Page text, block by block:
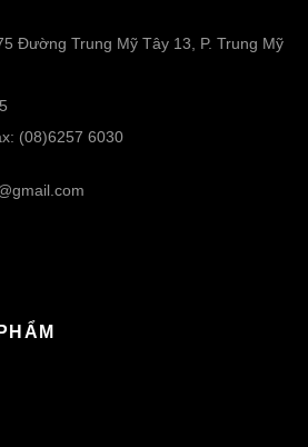
Đường Trung Mỹ Tây 13, P. Trung Mỹ
(08)6257 6030